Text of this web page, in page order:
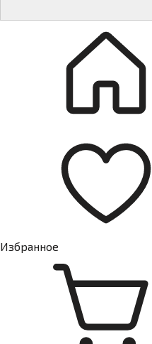
Избранное